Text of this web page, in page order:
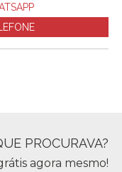
PROCURAVA?
agora mesmo!